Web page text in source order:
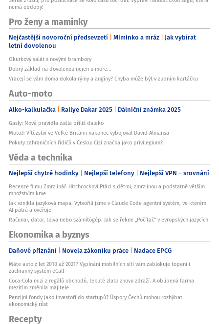
nemá obdoby!
Pro ženy a maminky
Nejčastější novoroční předsevzetí Miminko a mráz Jak vybírat
letní dovolenou
Okurkový salát s novými brambory
Dobrý základ na dovolenou nejen u moře...
Vracejí se vám doma dokola rýmy a angíny? Chyba může být v zubním kartáčku
Auto-moto
Alko-kalkulačka Rallye Dakar 2025 Dálniční známka 2025
Gasly: Nová pravidla zašla příliš daleko
Moto3: Vítězství ve Velké Británii nakonec vybojoval David Almansa
Pokuty zahraničních řidičů v Česku: Cizí značka jako privilegium?
Věda a technika
Nejlepší chytré hodinky Nejlepší telefony Nejlepší VPN – srovnání
Recenze filmu Zmrzlinář. Hitchcockovi Ptáci s dětmi, zmrzlinou a podstatně větším
množstvím krve
Jak vznikla jazyková mapa. Vytvořili jsme v Claude Code agentní systém, ve kterém
AI pátrá a ověřuje
Računar, dator, tölva nebo számítógép. Jak se řekne „Počítač“ v evropských jazycích
Ekonomika a byznys
Daňové přiznání Novela zákoníku práce Nadace EPCG
Máte auto z let 2010 až 2021? Vypínání mobilních sítí vám zablokuje topení i
záchranný systém eCall
Coca-Cola mizí z regálů obchodů, tekuté zlato znovu zdraží. A oblíbená farma
mezitím změnila majitele
Penzijní fondy jako investoři do startupů? Úspory Čechů mohou rozhýbat
ekonomický růst
Recepty